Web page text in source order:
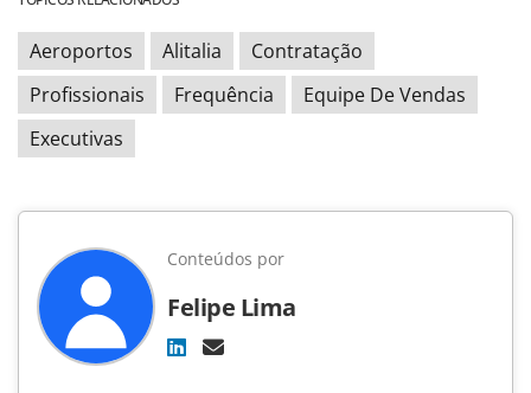
Aeroportos Alitalia
Contratação
Profissionais
Frequência
Equipe De Vendas
Executivas
Conteúdos por
Felipe Lima